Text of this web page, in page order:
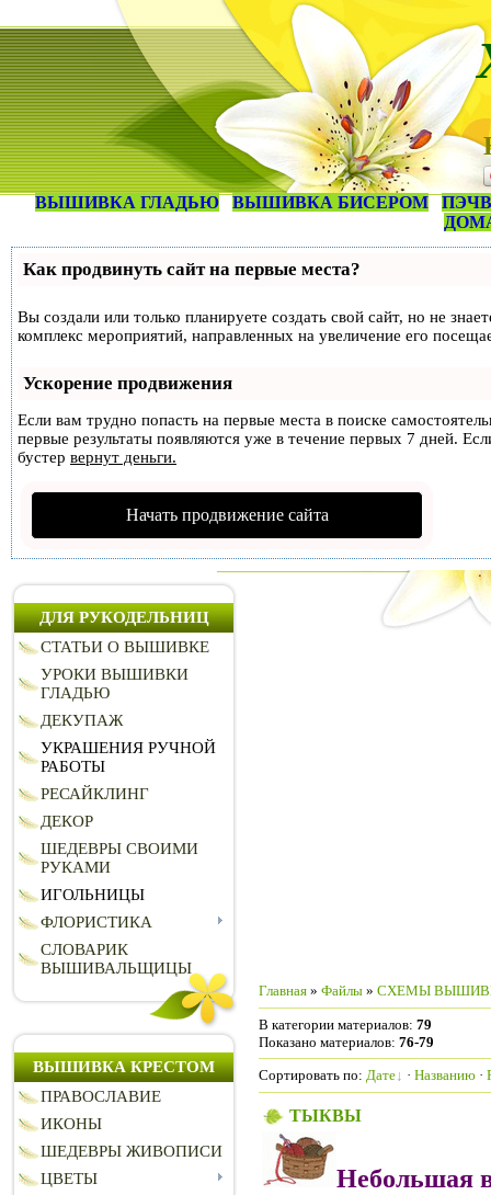
ВЫШИВКА ГЛАДЬЮ ВЫШИВКА БИСЕРОМ
Как продвинуть сайт на первые места?
Вы создали или только планируете создать свой сайт, но не
комплекс мероприятий, направленных на увеличение его
Ускорение продвижения
Если вам трудно попасть на первые места в поиске
первые результаты появляются уже в течение первых 7 дней.
бустер вернут деньги.
Начать продвижение сайта
ДЛЯ РУКОДЕЛЬНИЦ
СТАТЬИ О ВЫШИВКЕ
УРОКИ ВЫШИВКИ
ГЛАДЬЮ
ДЕКУПАЖ
УКРАШЕНИЯ РУЧНОЙ
РАБОТЫ
РЕСАЙКЛИНГ
ДЕКОР
ШЕДЕВРЫ СВОИМИ
РУКАМИ
ИГОЛЬНИЦЫ
ФЛОРИСТИКА
СЛОВАРИК
ВЫШИВАЛЬЩИЦЫ
ВЫШИВКА КРЕСТОМ
ПРАВОСЛАВИЕ
ИКОНЫ
ШЕДЕВРЫ ЖИВОПИСИ
ЦВЕТЫ
Главная » Файлы » СХЕМЫ
В категории материалов: 79
Показано материалов: 76-79
Сортировать по: Дате · Названию ·
ТЫКВЫ
Небольшая